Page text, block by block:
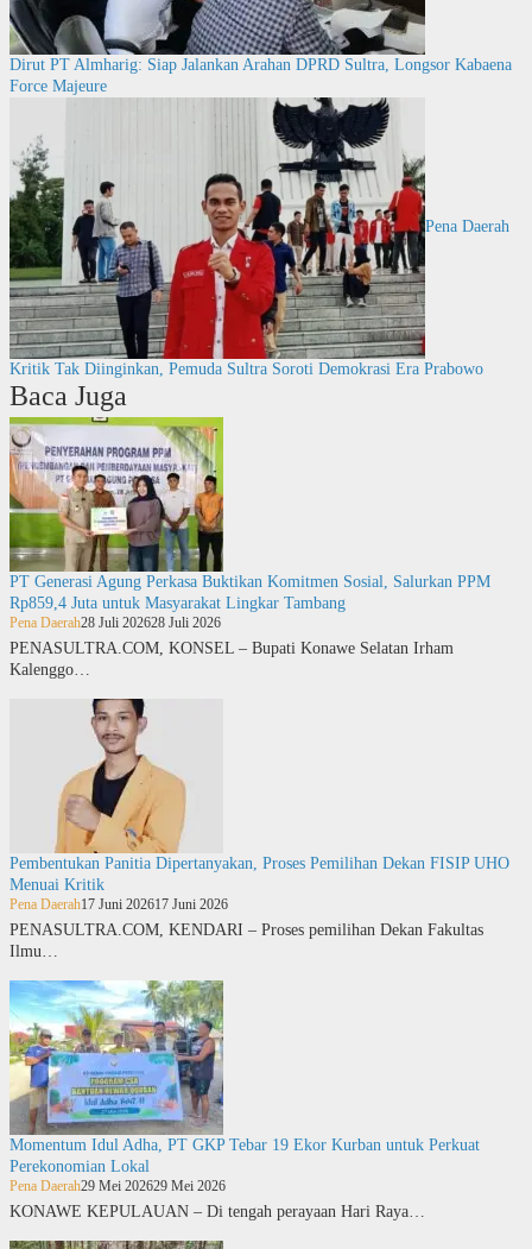
Dirut PT Almharig: Siap Jalankan Arahan DPRD Sultra, Longsor Kabaena
Force Majeure
Pena Daerah
Kritik Tak Diinginkan, Pemuda Sultra Soroti Demokrasi Era Prabowo
Baca Juga
PT Generasi Agung Perkasa Buktikan Komitmen Sosial, Salurkan PPM
Rp859,4 Juta untuk Masyarakat Lingkar Tambang
Pena Daerah28 Juli 202628 Juli 2026
PENASULTRA.COM, KONSEL – Bupati Konawe Selatan Irham
Kalenggo…
Pembentukan Panitia Dipertanyakan, Proses Pemilihan Dekan FISIP UHO
Menuai Kritik
Pena Daerah17 Juni 202617 Juni 2026
PENASULTRA.COM, KENDARI – Proses pemilihan Dekan Fakultas
Ilmu…
Momentum Idul Adha, PT GKP Tebar 19 Ekor Kurban untuk Perkuat
Perekonomian Lokal
Pena Daerah29 Mei 202629 Mei 2026
KONAWE KEPULAUAN – Di tengah perayaan Hari Raya…